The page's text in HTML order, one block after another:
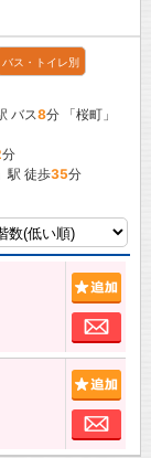
バス・トイレ別
バス8分 「桜町」
分
」駅 徒歩35分
お
お